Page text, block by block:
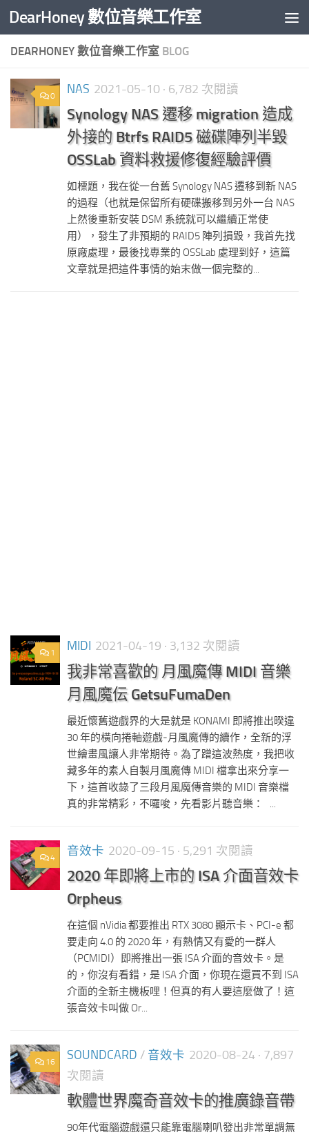
Skip to content
DearHoney 數位音樂工作室
DEARHONEY 數位音樂工作室 BLOG
0 NAS 2021-05-10 · 6,782 次閱讀
Synology NAS 遷移 migration 造成
外接的 Btrfs RAID5 磁碟陣列半毀
OSSLab 資料救援修復經驗評價
如標題，我在從一台舊 Synology NAS 遷移到新 NAS
的過程（也就是保留所有硬碟搬移到另外一台 NAS
上然後重新安裝 DSM 系統就可以繼續正常使
用），發生了非預期的 RAID5 陣列損毀，我首先找
原廠處理，最後找專業的 OSSLab 處理到好，這篇
文章就是把這件事情的始末做一個完整的...
1 MIDI 2021-04-19 · 3,132 次閱讀
我非常喜歡的 月風魔傳 MIDI 音樂
月風魔伝 GetsuFumaDen
最近懷舊遊戲界的大是就是 KONAMI 即將推出暌違
30 年的橫向捲軸遊戲-月風魔傳的續作，全新的浮
世繪畫風讓人非常期待。為了蹭這波熱度，我把收
藏多年的素人自製月風魔傳 MIDI 檔拿出來分享一
下，這首收錄了三段月風魔傳音樂的 MIDI 音樂檔
真的非常精彩，不囉唆，先看影片聽音樂： ...
4 音效卡 2020-09-15 · 5,291 次閱讀
2020 年即將上市的 ISA 介面音效卡
Orpheus
在這個 nVidia 都要推出 RTX 3080 顯示卡、PCI-e 都
要走向 4.0 的 2020 年，有熱情又有愛的一群人
（PCMIDI）即將推出一張 ISA 介面的音效卡。是
的，你沒有看錯，是 ISA 介面，你現在還買不到 ISA
介面的全新主機板哩！但真的有人要這麼做了！這
張音效卡叫做 Or...
16 SOUNDCARD / 音效卡 2020-08-24 · 7,897
次閱讀
軟體世界魔奇音效卡的推廣錄音帶
90年代電腦遊戲還只能靠電腦喇叭發出非常單調無